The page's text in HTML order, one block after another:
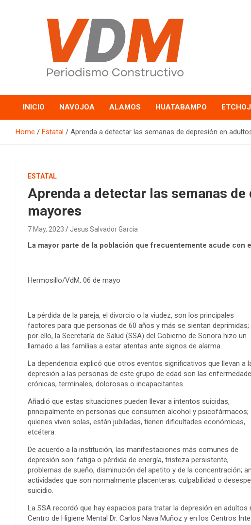
valledelmayo.com
INICIO NAVOJOA ALAMOS HUATABAMPO
Home Estatal Aprenda a detectar las semanas de depresión en
ESTATAL
Aprenda a detectar las semanas
mayores
7 May, 2023 Jesus Salvador Garcia
La mayor parte de la población que frecuentemente acude con
Hermosillo/VdM, 06 de mayo
La pérdida de la pareja, el divorcio o la viudez, son los principales
factores para que personas de 60 años y más se sientan deprimidas;
por ello, la Secretaría de Salud (SSA) del Gobierno de Sonora hizo un
llamado a las familias a estar atentas ante signos de alarma.
La dependencia explicó que otros eventos significativos que llevan a
depresión a las personas de este grupo de edad son las
crónicas, terminales, dolorosas o incapacitantes.
Añadió que estas situaciones pueden llevar a intentos suicidas,
principalmente en personas que consumen alcohol y psicofármacos;
quienes viven solas, están jubiladas, tienen dificultades económicas,
etcétera.
De acuerdo a la institución, las manifestaciones más comunes de
depresión son: fatiga o pérdida de energía, tristeza persistente,
problemas de sueño, disminución del apetito y de la concentración;
actividades que son normalmente placenteras; culpabilidad o
suicidio.
La SSA recordó que hay espacios para tratar la depresión en
Centro de Higiene Mental Dr. Carlos Nava Muñoz y en los Centros